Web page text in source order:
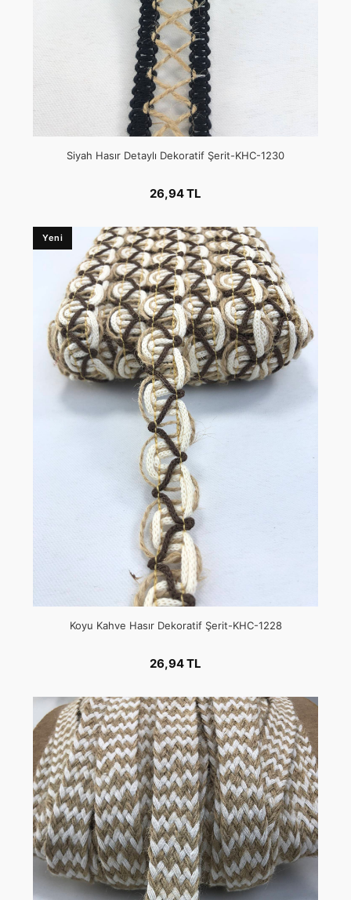
Siyah Hasır Detaylı Dekoratif Şerit-KHC-1230
26,94 TL
Yeni
Koyu Kahve Hasır Dekoratif Şerit-KHC-1228
26,94 TL